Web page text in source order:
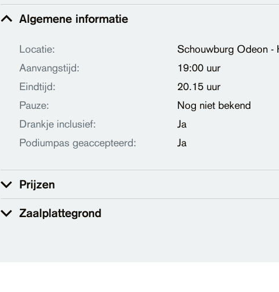
Algemene informatie
Locatie:
Schouwburg Odeon -
Aanvangstijd:
19:00 uur
Eindtijd:
20.15 uur
Pauze:
Nog niet bekend
Drankje inclusief:
Ja
Podiumpas geaccepteerd:
Ja
Prijzen
Zaalplattegrond